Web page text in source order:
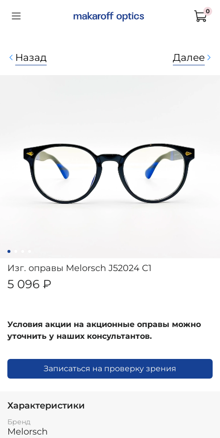
0
Назад Далее
Изг. оправы Melorsch J52024 C1
5 096 ₽
Условия акции на акционные оправы можно
уточнить у наших консультантов.
Записаться на проверку зрения
Характеристики
Бренд
Melorsch